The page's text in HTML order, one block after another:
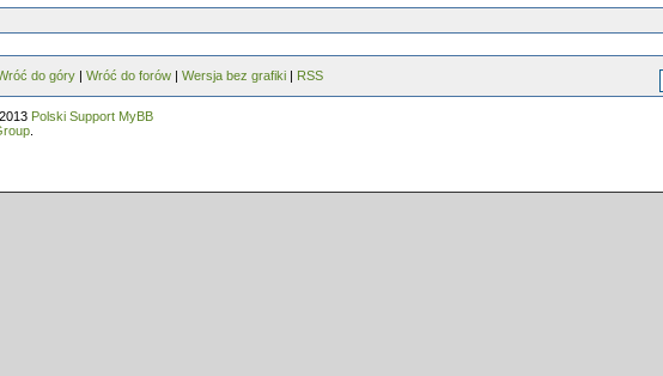
do góry | Wróć do forów | Wersja bez grafiki | RSS
Polski Support MyBB